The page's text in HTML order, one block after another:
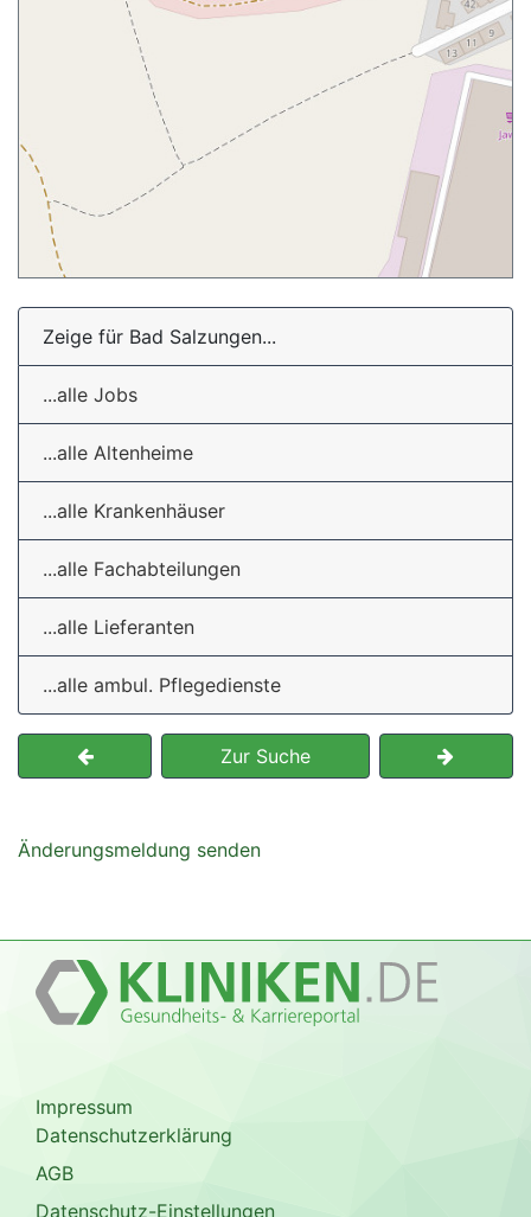
Zeige für Bad Salzungen...
...alle Jobs
...alle Altenheime
...alle Krankenhäuser
...alle Fachabteilungen
...alle Lieferanten
...alle ambul. Pflegedienste
Zur Suche
Änderungsmeldung senden
Impressum
Datenschutzerklärung
AGB
Datenschutz-Einstellungen